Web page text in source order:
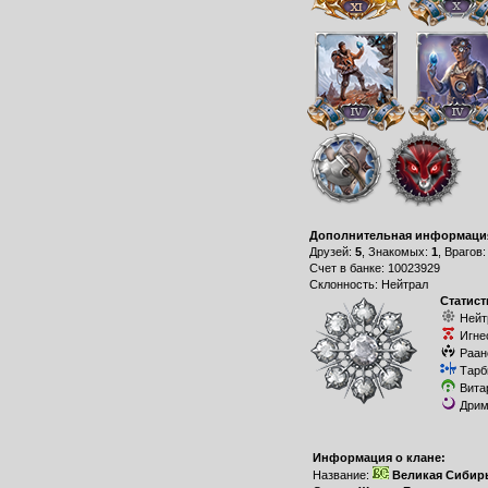
Дополнительная
Друзей: 5, Знакомых: 1 , Врагов:
Счет в банке: 10023929
Склонность: Нейтрал
Информация о клане:
Название:
Великая